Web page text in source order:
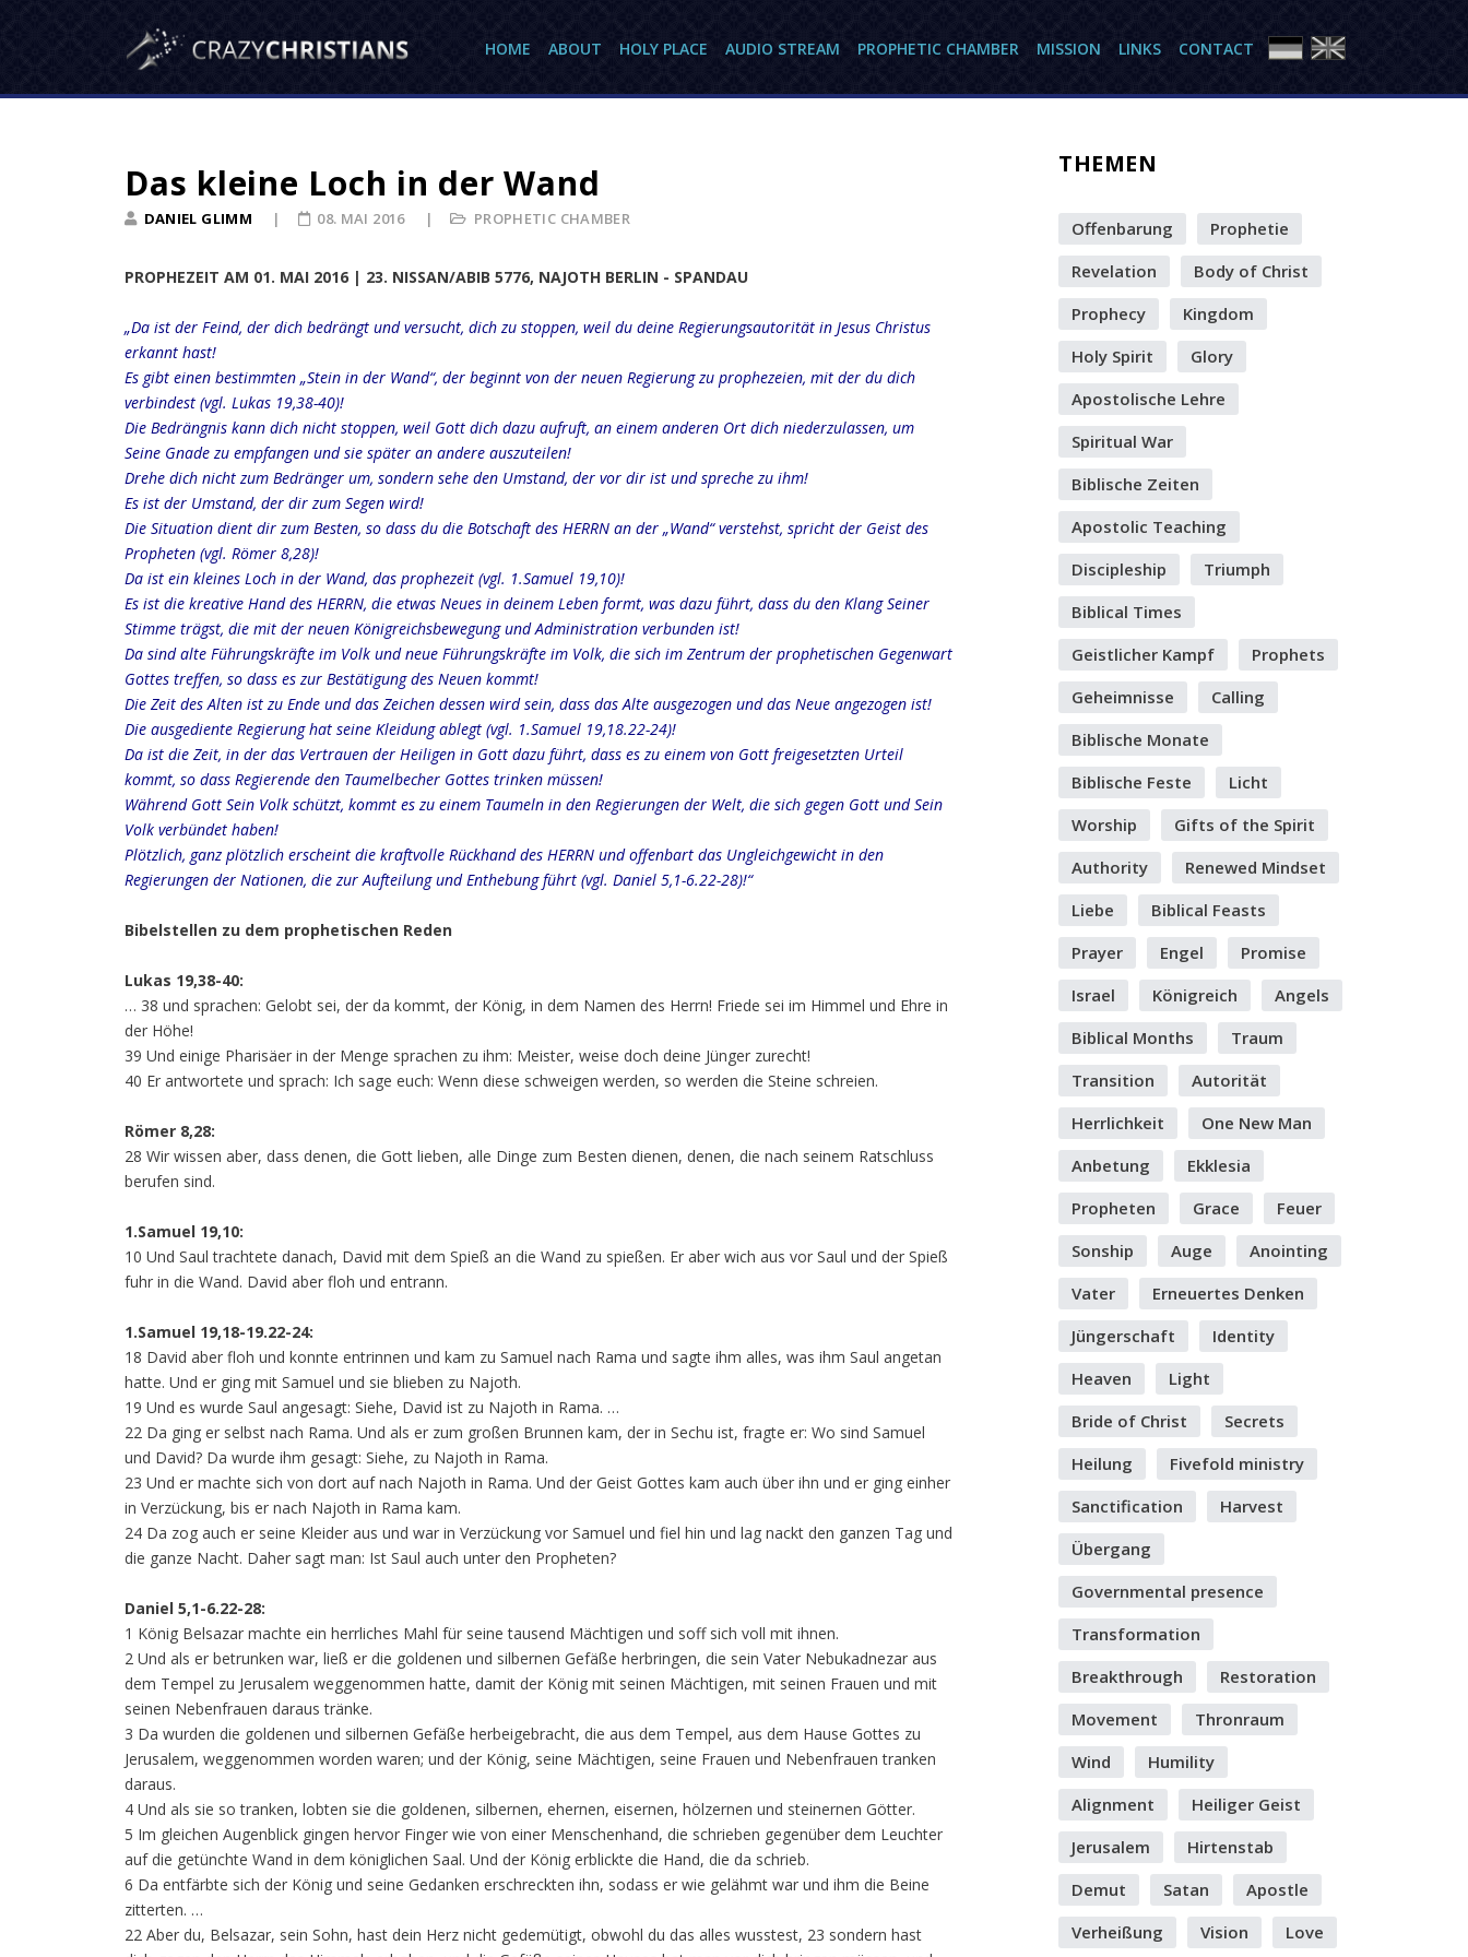
HOME ABOUT HOLY PLACE AUDIO STREAM PROPHETIC CHAMBER MISSION LINKS CONTACT
Das kleine Loch in der Wand
DANIEL GLIMM PROPHETIC CHAMBER
08. MAI 2016
PROPHEZEIT AM 01. MAI 2016 | 23. NISSAN/ABIB 5776, NAJOTH BERLIN - SPANDAU
„Da ist der Feind, der dich bedrängt und versucht, dich zu stoppen, weil du deine Regierungsautorität in Jesus Christus
erkannt hast!
Es gibt einen bestimmten „Stein in der Wand“, der beginnt von der neuen Regierung zu prophezeien, mit der du dich
verbindest (vgl. Lukas 19,38-40)!
Die Bedrängnis kann dich nicht stoppen, weil Gott dich dazu aufruft, an einem anderen Ort dich niederzulassen, um
Seine Gnade zu empfangen und sie später an andere auszuteilen!
Drehe dich nicht zum Bedränger um, sondern sehe den Umstand, der vor dir ist und spreche zu ihm!
Es ist der Umstand, der dir zum Segen wird!
Die Situation dient dir zum Besten, so dass du die Botschaft des HERRN an der „Wand“ verstehst, spricht der Geist des
Propheten (vgl. Römer 8,28)!
Da ist ein kleines Loch in der Wand, das prophezeit (vgl. 1.Samuel 19,10)!
Es ist die kreative Hand des HERRN, die etwas Neues in deinem Leben formt, was dazu führt, dass du den Klang Seiner
Stimme trägst, die mit der neuen Königreichsbewegung und Administration verbunden ist!
Da sind alte Führungskräfte im Volk und neue Führungskräfte im Volk, die sich im Zentrum der prophetischen Gegenwart
Gottes treffen, so dass es zur Bestätigung des Neuen kommt!
Die Zeit des Alten ist zu Ende und das Zeichen dessen wird sein, dass das Alte ausgezogen und das Neue angezogen ist!
Die ausgediente Regierung hat seine Kleidung ablegt (vgl. 1.Samuel 19,18.22-24)!
Da ist die Zeit, in der das Vertrauen der Heiligen in Gott dazu führt, dass es zu einem von Gott freigesetzten Urteil
kommt, so dass Regierende den Taumelbecher Gottes trinken müssen!
Während Gott Sein Volk schützt, kommt es zu einem Taumeln in den Regierungen der Welt, die sich gegen Gott und Sein
Volk verbündet haben!
Plötzlich, ganz plötzlich erscheint die kraftvolle Rückhand des HERRN und offenbart das Ungleichgewicht in den
Regierungen der Nationen, die zur Aufteilung und Enthebung führt (vgl. Daniel 5,1-6.22-28)!“
Bibelstellen zu dem prophetischen Reden
Lukas 19,38-40:
… 38 und sprachen: Gelobt sei, der da kommt, der König, in dem Namen des Herrn! Friede sei im Himmel und Ehre in
der Höhe!
39 Und einige Pharisäer in der Menge sprachen zu ihm: Meister, weise doch deine Jünger zurecht!
40 Er antwortete und sprach: Ich sage euch: Wenn diese schweigen werden, so werden die Steine schreien.
Römer 8,28:
28 Wir wissen aber, dass denen, die Gott lieben, alle Dinge zum Besten dienen, denen, die nach seinem Ratschluss
berufen sind.
1.Samuel 19,10:
10 Und Saul trachtete danach, David mit dem Spieß an die Wand zu spießen. Er aber wich aus vor Saul und der Spieß
fuhr in die Wand. David aber floh und entrann.
1.Samuel 19,18-19.22-24:
18 David aber floh und konnte entrinnen und kam zu Samuel nach Rama und sagte ihm alles, was ihm Saul angetan
hatte. Und er ging mit Samuel und sie blieben zu Najoth.
19 Und es wurde Saul angesagt: Siehe, David ist zu Najoth in Rama. …
22 Da ging er selbst nach Rama. Und als er zum großen Brunnen kam, der in Sechu ist, fragte er: Wo sind Samuel
und David? Da wurde ihm gesagt: Siehe, zu Najoth in Rama.
23 Und er machte sich von dort auf nach Najoth in Rama. Und der Geist Gottes kam auch über ihn und er ging einher
in Verzückung, bis er nach Najoth in Rama kam.
24 Da zog auch er seine Kleider aus und war in Verzückung vor Samuel und fiel hin und lag nackt den ganzen Tag und
die ganze Nacht. Daher sagt man: Ist Saul auch unter den Propheten?
Daniel 5,1-6.22-28:
1 König Belsazar machte ein herrliches Mahl für seine tausend Mächtigen und soff sich voll mit ihnen.
2 Und als er betrunken war, ließ er die goldenen und silbernen Gefäße herbringen, die sein Vater Nebukadnezar aus
dem Tempel zu Jerusalem weggenommen hatte, damit der König mit seinen Mächtigen, mit seinen Frauen und mit
seinen Nebenfrauen daraus tränke.
3 Da wurden die goldenen und silbernen Gefäße herbeigebracht, die aus dem Tempel, aus dem Hause Gottes zu
Jerusalem, weggenommen worden waren; und der König, seine Mächtigen, seine Frauen und Nebenfrauen tranken
daraus.
4 Und als sie so tranken, lobten sie die goldenen, silbernen, ehernen, eisernen, hölzernen und steinernen Götter.
5 Im gleichen Augenblick gingen hervor Finger wie von einer Menschenhand, die schrieben gegenüber dem Leuchter
auf die getünchte Wand in dem königlichen Saal. Und der König erblickte die Hand, die da schrieb.
6 Da entfärbte sich der König und seine Gedanken erschreckten ihn, sodass er wie gelähmt war und ihm die Beine
zitterten. …
22 Aber du, Belsazar, sein Sohn, hast dein Herz nicht gedemütigt, obwohl du das alles wusstest, 23 sondern hast
THEMEN
Offenbarung
Prophetie
Revelation
Body of Christ
Prophecy
Kingdom
Holy Spirit
Glory
Apostolische Lehre
Spiritual War
Biblische Zeiten
Apostolic Teaching
Discipleship
Triumph
Biblical Times
Geistlicher Kampf
Prophets
Geheimnisse
Calling
Biblische Monate
Biblische Feste
Licht
Worship
Gifts of the Spirit
Authority
Renewed Mindset
Liebe
Biblical Feasts
Prayer
Engel
Promise
Israel
Königreich
Angels
Biblical Months
Traum
Transition
Autorität
Herrlichkeit
One New Man
Anbetung
Ekklesia
Propheten
Grace
Feuer
Sonship
Auge
Anointing
Vater
Erneuertes Denken
Jüngerschaft
Identity
Heaven
Light
Bride of Christ
Secrets
Heilung
Fivefold ministry
Sanctification
Harvest
Übergang
Governmental presence
Transformation
Breakthrough
Restoration
Movement
Thronraum
Wind
Humility
Alignment
Heiliger Geist
Jerusalem
Hirtenstab
Demut
Satan
Apostle
Verheißung
Vision
Love